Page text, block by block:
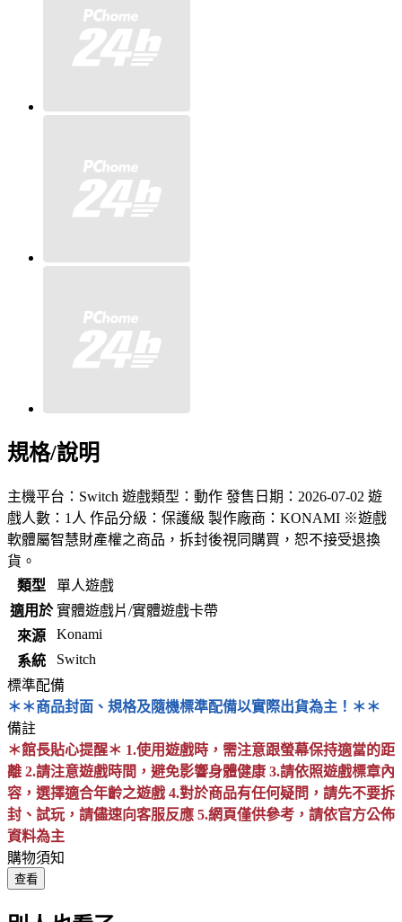
規格/說明
主機平台：Switch 遊戲類型：動作 發售日期：2026-07-02 遊
戲人數：1人 作品分級：保護級 製作廠商：KONAMI ※遊戲
軟體屬智慧財產權之商品，拆封後視同購買，恕不接受退換
貨。
類型
單人遊戲
適用於 實體遊戲片/實體遊戲卡帶
來源
Konami
系統
Switch
標準配備
＊＊商品封面、規格及隨機標準配備以實際出貨為主！＊＊
備註
＊館長貼心提醒＊ 1.使用遊戲時，需注意跟螢幕保持適當的距
離 2.請注意遊戲時間，避免影響身體健康 3.請依照遊戲標章內
容，選擇適合年齡之遊戲 4.對於商品有任何疑問，請先不要拆
封、試玩，請儘速向客服反應 5.網頁僅供參考，請依官方公佈
資料為主
購物須知
查看